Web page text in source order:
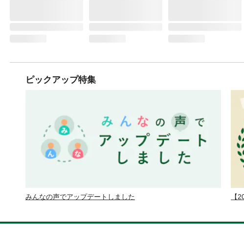
ピックアップ特集
みんなの声でアップデートしました 【